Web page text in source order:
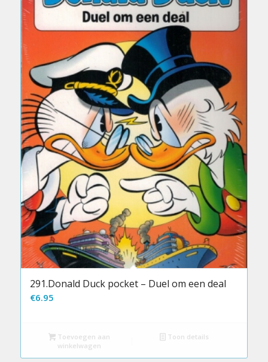
291.Donald Duck pocket – Duel om een deal
€6.95
Toevoegen aan
winkelwagen
Toon details